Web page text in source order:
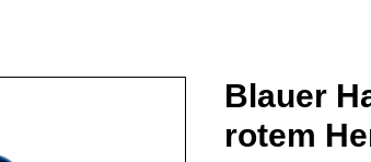
Blauer
rotem